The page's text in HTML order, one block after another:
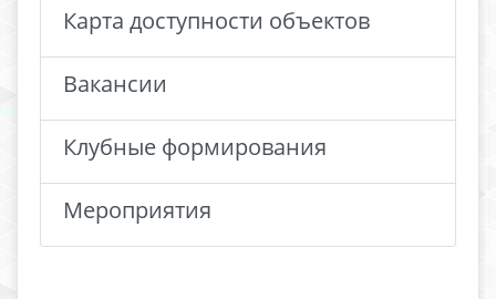
Карта доступности объектов
Вакансии
Клубные формирования
Мероприятия